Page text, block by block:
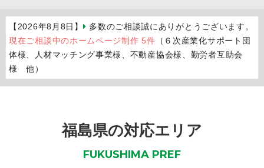
【2026年8月8日】
多数のご相談誠にありがとうございます。
現在ご相談中のホームページ制作 5件 （６次産業化サポート団
体様、人材マッチング事業様、不動産協会様、勤労者互助会
様 他）
福島県の対応エリア
FUKUSHIMA PREF